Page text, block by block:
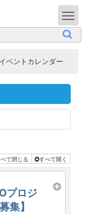
イベントカレンダー
て閉じる すべて開く
プロジ
集】